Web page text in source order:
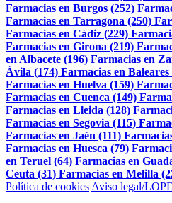
Farmacias en Burgos (252)
Farmacias en Tarragona (250)
Farmacias en Cádiz (229)
Farmacias en Girona (219)
en Albacete (196) Farmacias en
Ávila (174) Farmacias en Baleares
Farmacias en Huelva (159)
Farmacias en Cuenca (149)
Farmacias en Lleida (128)
Farmacias en Segovia (115)
Farmacias en Jaén (111)
Farmacias en Huesca (79)
en Teruel (64) Farmacias en
Ceuta (31) Farmacias en Melilla
Política de cookies Aviso legal/